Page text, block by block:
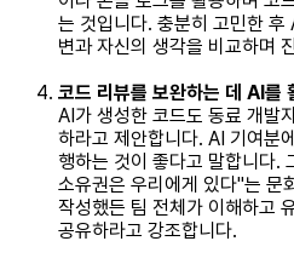
는 것입니다. 충분히 고민한
변과 자신의 생각을 비교하며
코드 리뷰를 보완하는 데 AI를
AI가 생성한 코드도 동료 개발
하라고 제안합니다. AI 기여분
행하는 것이 좋다고 말합니다.
소유권은 우리에게 있다"는 문
작성했든 팀 전체가 이해하고
공유하라고 강조합니다.